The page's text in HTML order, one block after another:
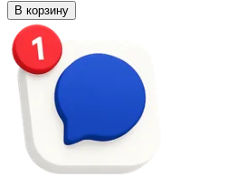
В корзину